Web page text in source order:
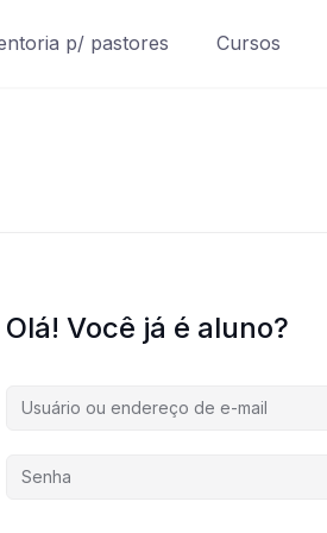
p/ pastores Cursos
Olá! Você já é aluno?